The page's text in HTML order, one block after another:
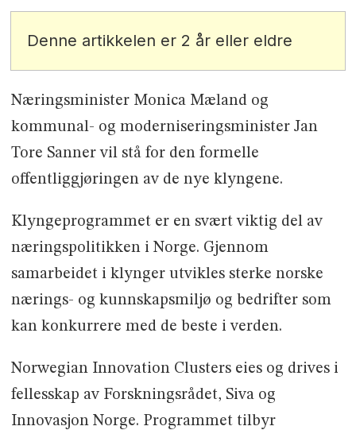
Denne artikkelen er 2 år eller eldre
Næringsminister Monica Mæland og
kommunal- og moderniseringsminister Jan
Tore Sanner vil stå for den formelle
offentliggjøringen av de nye klyngene.
Klyngeprogrammet er en svært viktig del av
næringspolitikken i Norge. Gjennom
samarbeidet i klynger utvikles sterke norske
nærings- og kunnskapsmiljø og bedrifter som
kan konkurrere med de beste i verden.
Norwegian Innovation Clusters eies og drives i
fellesskap av Forskningsrådet, Siva og
Innovasjon Norge. Programmet tilbyr